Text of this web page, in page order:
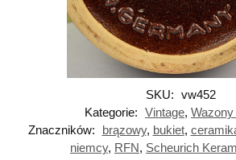
SKU: vw452
Kategorie: Vintage,
Znaczników:
brązowy, bukiet,
niemcy, RFN, Scheurich